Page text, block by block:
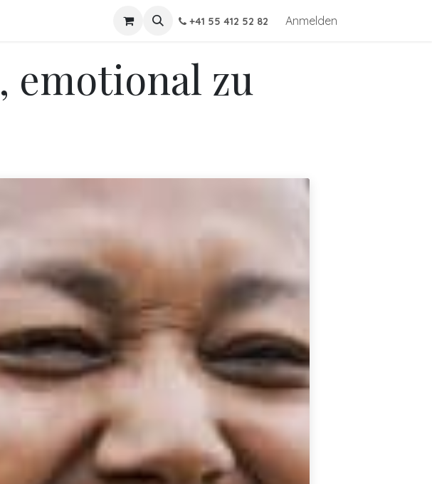
+41 55 412 52 82 Anmelden
emotional zu